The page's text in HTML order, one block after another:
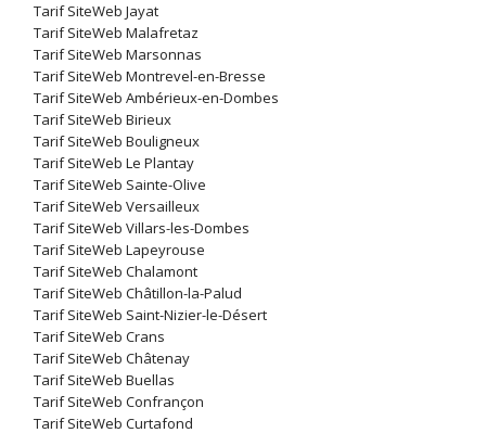
Tarif SiteWeb Jayat
Tarif SiteWeb Malafretaz
Tarif SiteWeb Marsonnas
Tarif SiteWeb Montrevel-en-Bresse
Tarif SiteWeb Ambérieux-en-Dombes
Tarif SiteWeb Birieux
Tarif SiteWeb Bouligneux
Tarif SiteWeb Le Plantay
Tarif SiteWeb Sainte-Olive
Tarif SiteWeb Versailleux
Tarif SiteWeb Villars-les-Dombes
Tarif SiteWeb Lapeyrouse
Tarif SiteWeb Chalamont
Tarif SiteWeb Châtillon-la-Palud
Tarif SiteWeb Saint-Nizier-le-Désert
Tarif SiteWeb Crans
Tarif SiteWeb Châtenay
Tarif SiteWeb Buellas
Tarif SiteWeb Confrançon
Tarif SiteWeb Curtafond